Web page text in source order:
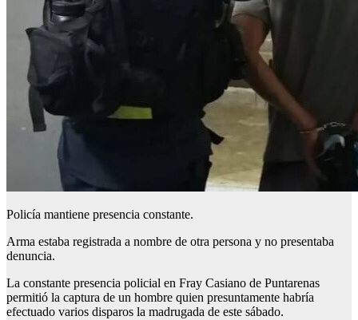
Policía mantiene presencia constante.
Arma estaba registrada a nombre de otra persona y no presentaba
denuncia.
La constante presencia policial en Fray Casiano de Puntarenas
permitió la captura de un hombre quien presuntamente habría
efectuado varios disparos la madrugada de este sábado.